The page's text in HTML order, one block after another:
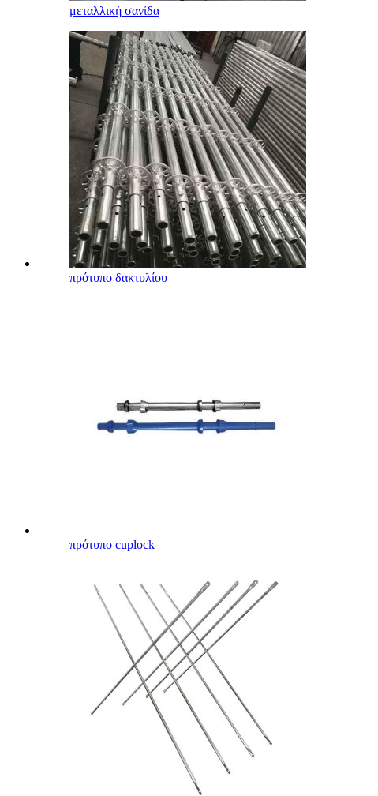
μεταλλική σανίδα
πρότυπο δακτυλίου
πρότυπο cuplock